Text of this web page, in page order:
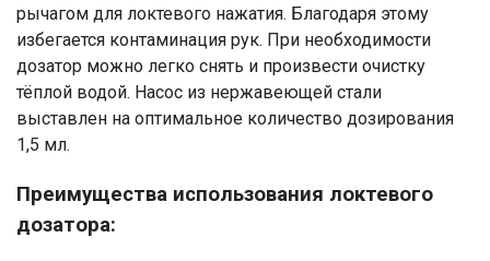
рычагом для локтевого нажатия. Благодаря этому
избегается контаминация рук. При необходимости
дозатор можно легко снять и произвести очистку
тёплой водой. Насос из нержавеющей стали
выставлен на оптимальное количество дозирования
1,5 мл.
Преимущества использования локтевого
дозатора: